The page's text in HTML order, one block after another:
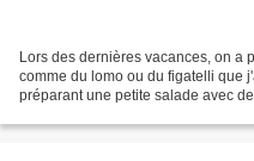
Lors des dernières vacances, on a
comme du lomo ou du figatelli que
préparant une petite salade avec